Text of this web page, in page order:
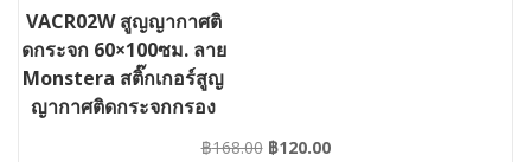
VACR02W สูญญากาศติ
ดกระจก 60×100ซม. ลาย
Monstera สติ๊กเกอร์สูญ
ญากาศติดกระจกกรอง
฿168.00 Original
฿120.00Current